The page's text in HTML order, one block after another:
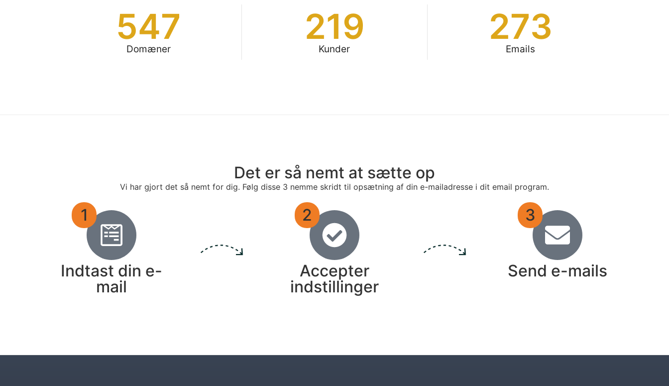
Domæner
547
Kunder
219
Emails
273
Det er så nemt at sætte op
Vi har gjort det så nemt for dig. Følg disse 3 nemme skridt til opsætning af din e-mailadresse i dit email program.
1
Indtast din e-
mail
2
Accepter
indstillinger
3
Send e-mails